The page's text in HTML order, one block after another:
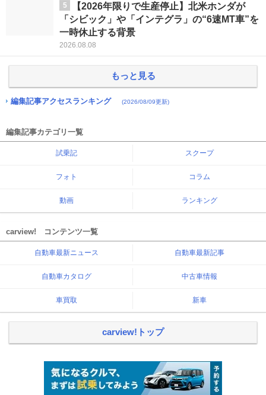
5
【2026年限りで生産停止】北米ホンダが
「シビック」や「インテグラ」の“6速MT車”を
一時休止する背景
2026.08.08
もっと見る
編集記事アクセスランキング (2026/08/09更新)
編集記事カテゴリ一覧
試乗記 スクープ
フォト コラム
動画 ランキング
carview! コンテンツ一覧
自動車最新ニュース 自動車最新記事
自動車カタログ 中古車情報
車買取 新車
carview!トップ